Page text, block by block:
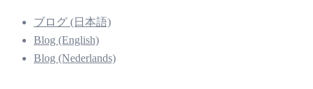
ブログ (日本語)
Blog (English)
Blog (Nederlands)